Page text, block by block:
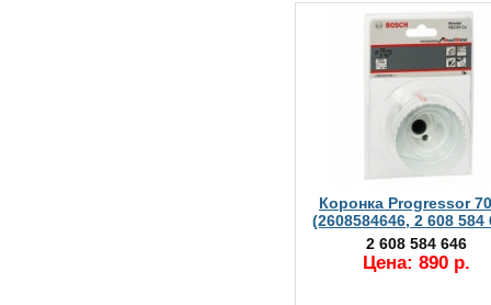
Коронка Progressor
(2608584646, 2 608 584
2 608 584 646
Цена: 890 р.